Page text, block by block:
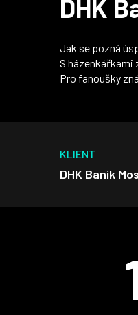
DHK
Jak se pozná
S házenkářkami
Pro fanoušky
KLIENT
DHK Baník